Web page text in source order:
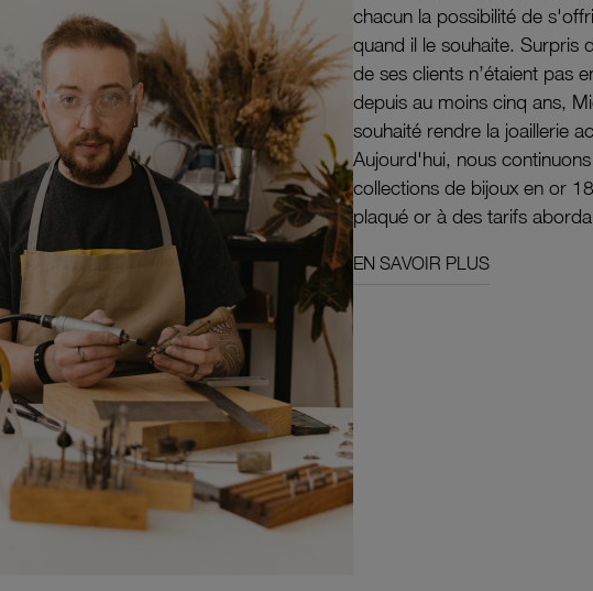
chacun la possibilité de
quand il le souhaite. Surpris
de ses clients n’étaient pas
depuis au moins cinq ans,
souhaité rendre la joaillerie
Aujourd'hui, nous
collections de bijoux en or
plaqué or à des tarifs
EN SAVOIR PLUS